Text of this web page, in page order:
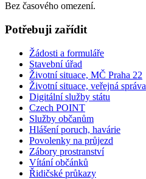
Bez časového omezení.
Potřebuji zařídit
Žádosti a formuláře
Stavební úřad
Životní situace, MČ Praha 22
Životní situace, veřejná správa
Digitální služby státu
Czech POINT
Služby občanům
Hlášení poruch, havárie
Povolenky na průjezd
Zábory prostranství
Vítání občánků
Řidičské průkazy